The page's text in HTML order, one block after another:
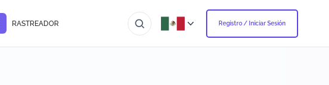
RASTREADOR Registro / Iniciar Sesión